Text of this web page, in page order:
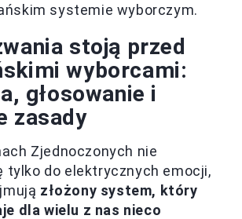
systemie wyborczym.
stoją przed
wyborcami:
głosowanie i
zasady
Zjednoczonych nie
tylko do elektrycznych emocji,
złożony system, który
dla wielu z nas nieco